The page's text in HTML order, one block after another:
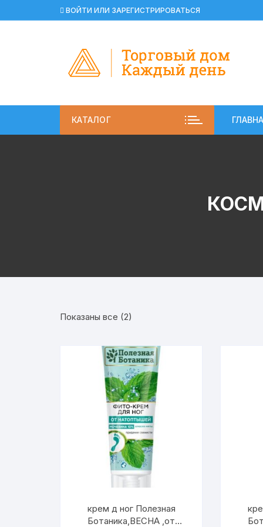
к
ВОЙТИ ИЛИ ЗАРЕГИСТРИРОВАТЬСЯ
КАТАЛОГ
Показаны все (2)
крем д ног Полезная
Ботаника,ВЕСНА ,от